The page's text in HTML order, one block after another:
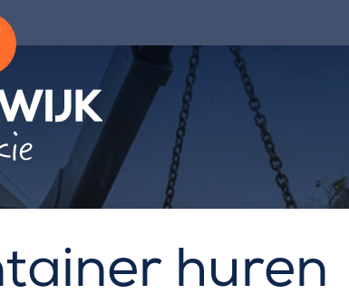
huren